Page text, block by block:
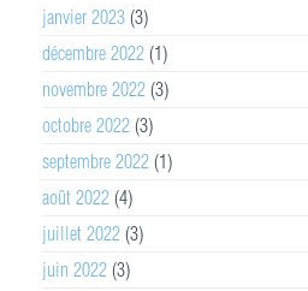
janvier 2023 (3)
décembre 2022 (1)
novembre 2022 (3)
octobre 2022 (3)
septembre 2022 (1)
août 2022 (4)
juillet 2022 (3)
juin 2022 (3)